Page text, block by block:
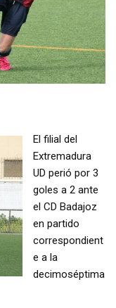
El filial del
Extremadura
UD perió por 3
goles a 2 ante
el CD Badajoz
en partido
correspondient
e a la
decimoséptima